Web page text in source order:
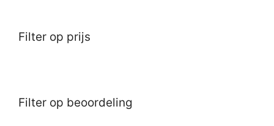
Filter op prijs
Filter op beoordeling